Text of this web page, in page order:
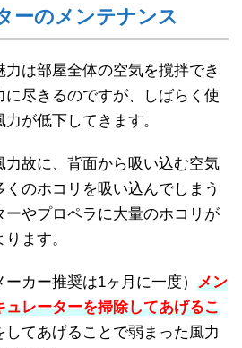
ーのメンテナンス
は部屋全体の空気を撹拌でき
に尽きるのですが、しばらく使
が低下してきます。
力故に、背面から吸い込む空気
のホコリを吸い込んでしまう
やプロペラに大量のホコリが
ます。
カー推奨は1ヶ月に一度） メン
レーターを掃除してあげるこ
してあげることで弱まった風力